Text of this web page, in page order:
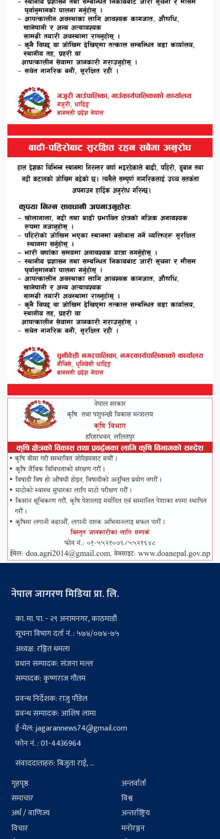
नेपाल जागरण मिडिया प्रा. लि.
का. मा. पा. - २९ अनामनगर, काठमाडौं
सूचना विभाग दर्ता नं. : ५७४/०७४-७५
अध्यक्ष: रञ्जित धमला
प्रधान सम्पादक: संजना मल्ल
सम्पादक: कृष्णराज गौतम
प्रवन्ध निर्देशक: राजु पौडेल
प्रवन्ध सम्पादक: आशिष लामा
ई-मेल:jagarannews74@gmail.com
फोन नं. : 01-4436964
संवाददाताहरु: बिजुता राई, ...
गृहपृष्ठ
समाचार
अर्थ / वाणिज्य
विचार
अन्तर्वार्ता
विश्व
अन्तर्राष्ट्रिय
मनोरञ्जन